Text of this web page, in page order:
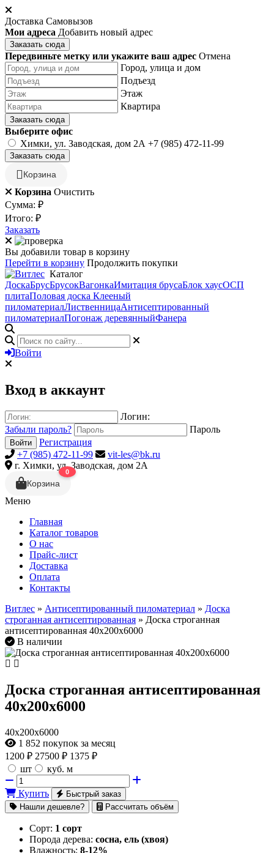
Доставка Самовызов
Мои адреса Добавить новый адрес
Заказать сюда
Передвиньте метку или укажите ваш адрес Отмена
Город, улица и дом
Подъезд
Этаж
Квартира
Заказать сюда
Выберите офис
Химки, ул. Заводская, дом 2А +7 (985) 472-11-99
Заказать сюда
Корзина
Корзина Очистить
Сумма: ₽
Итого: ₽
Заказать
Вы добавили товар в корзину
Перейти в корзину Продолжить покупки
Каталог
ДоскаБрусБрусокВагонкаИмитация брусаБлок хаусОСП
плитаПоловая доска Клееный
пиломатериалЛиственницаАнтисептированный
пиломатериалПогонаж деревянныйФанера
Войти
Вход в аккаунт
Логин:
Забыли пароль?
Пароль
Войти
Регистрация
+7 (985) 472-11-99
vit-les@bk.ru
г. Химки, ул. Заводская, дом 2А
Корзина
0
Меню
Главная
Каталог товаров
О нас
Прайс-лист
Доставка
Оплата
Контакты
Витлес » Антисептированный пиломатериал » Доска
строганная антисептированная » Доска строганная
антисептированная 40х200х6000
В наличии
Доска строганная антисептированная
40х200х6000
40х200х6000
1 852 покупок за месяц
1200 ₽ 27500 ₽ 1375 ₽
шт
куб. м
Купить
Быстрый заказ
Нашли дешевле?
Рассчитать объём
Сорт: 1 сорт
Порода дерева: сосна, ель (хвоя)
Влажность: 8-12%